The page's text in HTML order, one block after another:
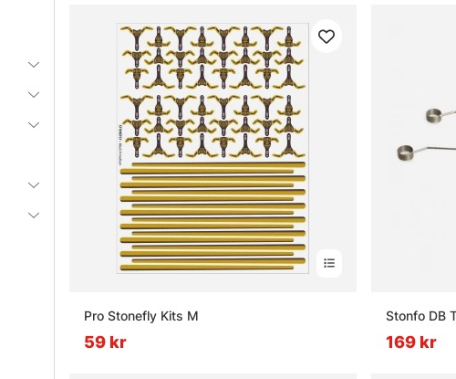
Vad är krok och småplock?
Vad används tafsar till?
Vad är flugbindningsmaterial?
Vad är stingers och när används de?
Pro Stonefly Kits M
59 kr
Stonfo DB
169 kr